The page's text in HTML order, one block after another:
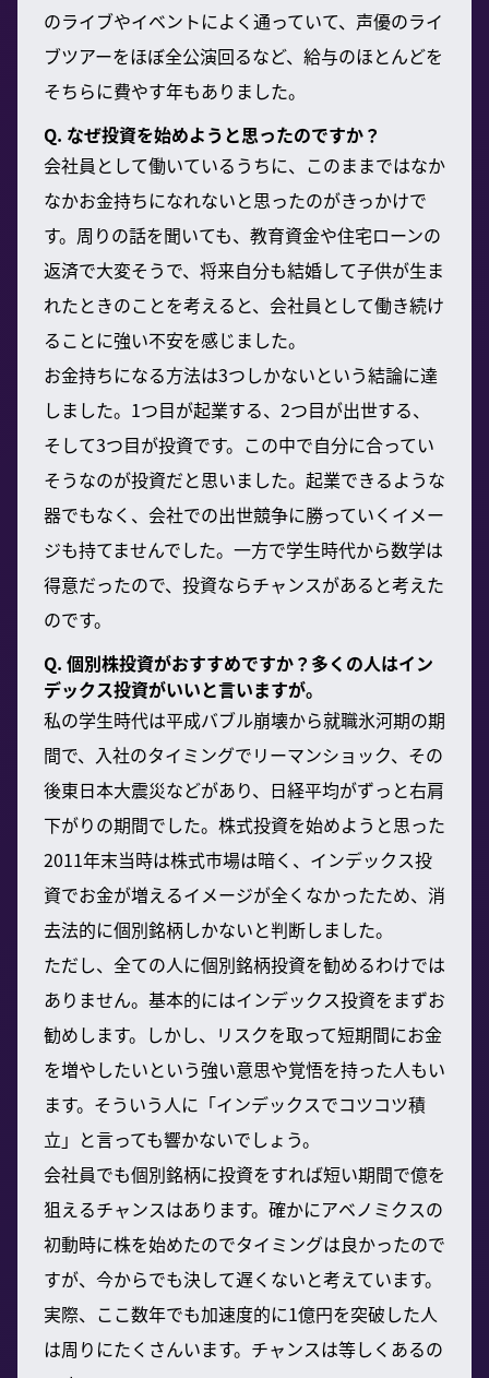
のライブやイベントによく通っていて、声優のライ
ブツアーをほぼ全公演回るなど、給与のほとんどを
そちらに費やす年もありました。
Q. なぜ投資を始めようと思ったのですか？
会社員として働いているうちに、このままではなか
なかお金持ちになれないと思ったのがきっかけで
す。周りの話を聞いても、教育資金や住宅ローンの
返済で大変そうで、将来自分も結婚して子供が生ま
れたときのことを考えると、会社員として働き続け
ることに強い不安を感じました。
お金持ちになる方法は3つしかないという結論に達
しました。1つ目が起業する、2つ目が出世する、
そして3つ目が投資です。この中で自分に合ってい
そうなのが投資だと思いました。起業できるような
器でもなく、会社での出世競争に勝っていくイメー
ジも持てませんでした。一方で学生時代から数学は
得意だったので、投資ならチャンスがあると考えた
のです。
Q. 個別株投資がおすすめですか？多くの人はイン
デックス投資がいいと言いますが。
私の学生時代は平成バブル崩壊から就職氷河期の期
間で、入社のタイミングでリーマンショック、その
後東日本大震災などがあり、日経平均がずっと右肩
下がりの期間でした。株式投資を始めようと思った
2011年末当時は株式市場は暗く、インデックス投
資でお金が増えるイメージが全くなかったため、消
去法的に個別銘柄しかないと判断しました。
ただし、全ての人に個別銘柄投資を勧めるわけでは
ありません。基本的にはインデックス投資をまずお
勧めします。しかし、リスクを取って短期間にお金
を増やしたいという強い意思や覚悟を持った人もい
ます。そういう人に「インデックスでコツコツ積
立」と言っても響かないでしょう。
会社員でも個別銘柄に投資をすれば短い期間で億を
狙えるチャンスはあります。確かにアベノミクスの
初動時に株を始めたのでタイミングは良かったので
すが、今からでも決して遅くないと考えています。
実際、ここ数年でも加速度的に1億円を突破した人
は周りにたくさんいます。チャンスは等しくあるの